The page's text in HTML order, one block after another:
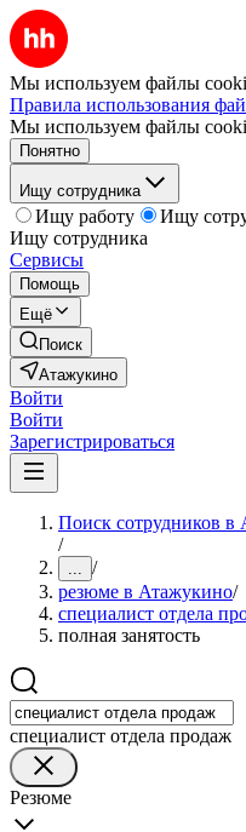
Мы используем файлы
Правила использования
Мы используем файлы
Понятно
Ищу сотрудника
Ищу работу
Ищу
Ищу сотрудника
Сервисы
Помощь
Ещё
Поиск
Атажукино
Войти
Войти
Зарегистрироваться
Поиск сотрудников в
/
... /
резюме в Атажукино/
специалист отдела
полная занятость
специалист отдела продаж
Резюме